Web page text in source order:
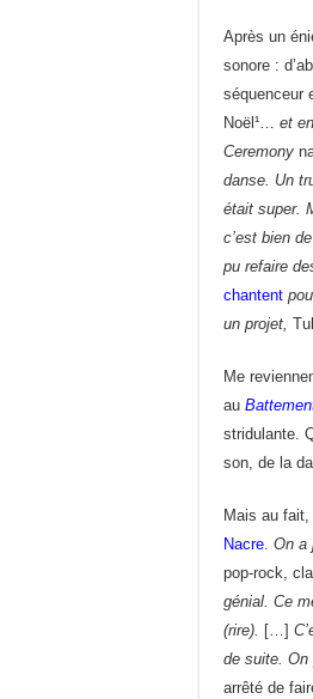
Après un
sonore :
séquenceur
Noël¹… et
Ceremony
danse. Un
était super.
c’est bien
pu refaire
chantent
un projet,
Me
au
stridulante.
son, de la
Mais au fait,
Nacre. On a
pop-rock,
génial. Ce
(rire). […]
de suite. On
arrêté de